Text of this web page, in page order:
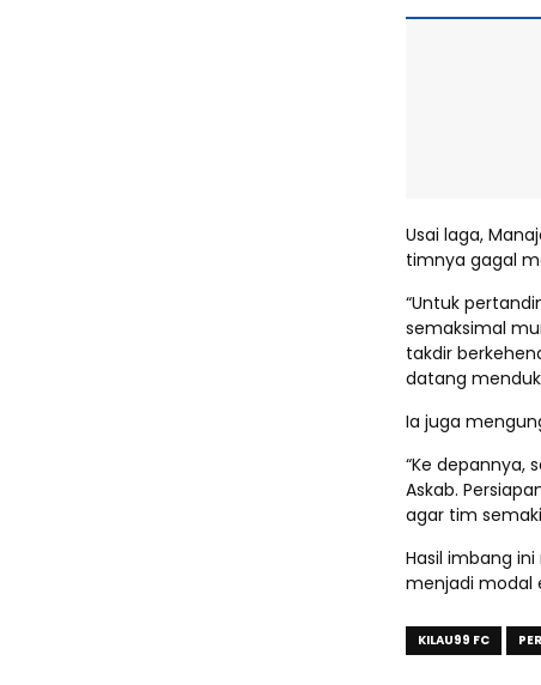
Usai laga,
timnya gagal
“Untuk
semaksimal
takdir
datang
Ia juga
“Ke depannya,
Askab.
agar tim
Hasil imbang
menjadi modal
KILAU99 FC